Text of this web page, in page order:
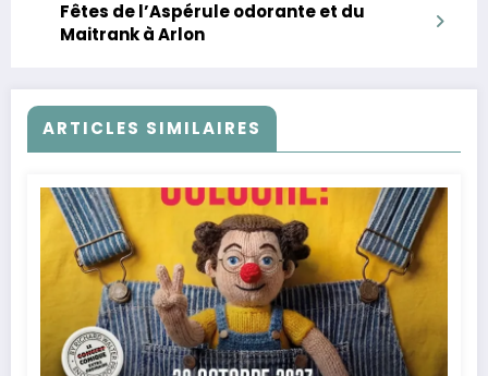
Fêtes de l’Aspérule odorante et du
Maitrank à Arlon
ARTICLES SIMILAIRES